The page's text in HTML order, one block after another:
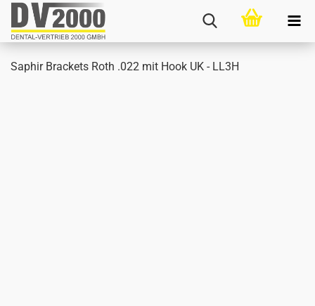
Sa­phir Bra­ckets Roth .022 mit Hook UK - LL3H